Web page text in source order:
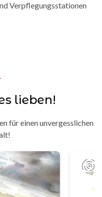
Verpflegungsstationen
lieben!
für einen unvergesslichen